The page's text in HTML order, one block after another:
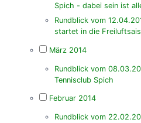
Spich - dabei sein ist
Rundblick vom
startet in die
März 2014
Rundblick vom
Tennisclub Spich
Februar 2014
Rundblick vom